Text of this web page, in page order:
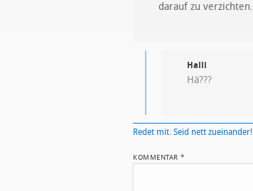
darauf zu verzichten.
Halli
Hä???
Redet mit. Seid nett zueinander!
KOMMENTAR *